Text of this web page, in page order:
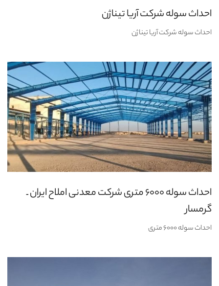
احداث سوله شرکت آریا تیناژن
احداث سوله شرکت آریا تیناژن
احداث سوله ۶۰۰۰ متری شرکت معدنی املاح ایران ـ
گرمسار
احداث سوله ۶۰۰۰ متری